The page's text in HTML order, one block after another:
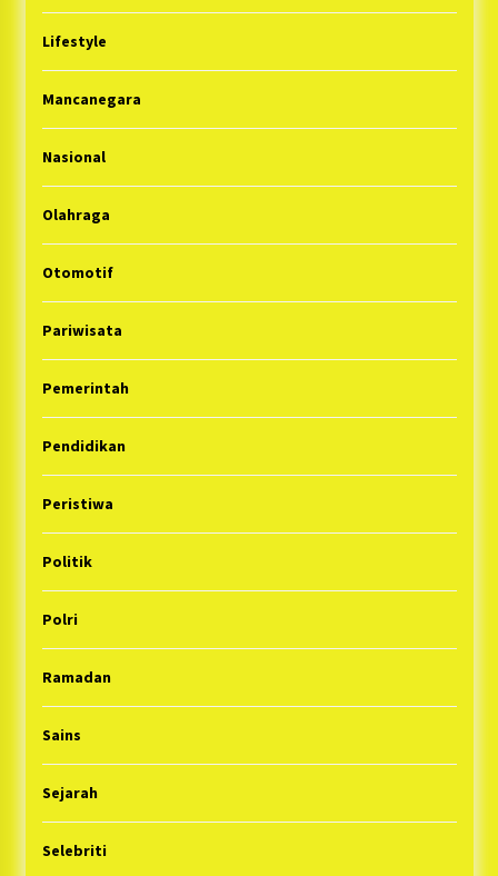
Lifestyle
Mancanegara
Nasional
Olahraga
Otomotif
Pariwisata
Pemerintah
Pendidikan
Peristiwa
Politik
Polri
Ramadan
Sains
Sejarah
Selebriti